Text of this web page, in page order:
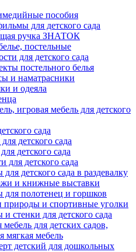
пособия
для детского сада
ручка ЗНАТОК
постельные
для детского сада
постельного белья
и наматрасники
и одеяла
игровая мебель для детского
сада
детского сада
детского сада
для детского сада
детского сада в раздевалку
и книжные выставки
полотенец и горшков
природы и спортивные уголки
стенки для детского сада
мебель для детских садов,
мягкая мебель
детский для дошкольных